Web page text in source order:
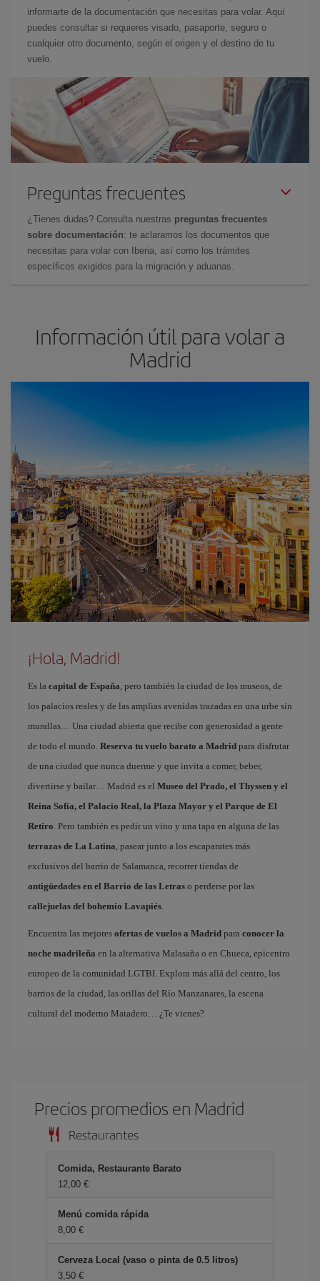
informarte de la documentación que necesitas para volar. Aquí
puedes consultar si requieres visado, pasaporte, seguro o
cualquier otro documento, según el origen y el destino de tu
vuelo.
Preguntas frecuentes
¿Tienes dudas? Consulta nuestras preguntas frecuentes
sobre documentación: te aclaramos los documentos que
necesitas para volar con Iberia, así como los trámites
específicos exigidos para la migración y aduanas.
Información útil para volar a
Madrid
¡Hola, Madrid!
Es la capital de España, pero también la ciudad de los museos, de
los palacios reales y de las amplias avenidas trazadas en una urbe sin
murallas… Una ciudad abierta que recibe con generosidad a gente
de todo el mundo. Reserva tu vuelo barato a Madrid para disfrutar
de una ciudad que nunca duerme y que invita a comer, beber,
divertirse y bailar… Madrid es el Museo del Prado, el Thyssen y el
Reina Sofía, el Palacio Real, la Plaza Mayor y el Parque de El
Retiro. Pero también es pedir un vino y una tapa en alguna de las
terrazas de La Latina, pasear junto a los escaparates más
exclusivos del barrio de Salamanca, recorrer tiendas de
antigüedades en el Barrio de las Letras o perderse por las
callejuelas del bohemio Lavapiés.
Encuentra las mejores ofertas de vuelos a Madrid para conocer la
noche madrileña en la alternativa Malasaña o en Chueca, epicentro
europeo de la comunidad LGTBI. Explora más allá del centro, los
barrios de la ciudad, las orillas del Río Manzanares, la escena
cultural del moderno Matadero… ¿Te vienes?
Precios promedios en Madrid
Restaurantes
Comida, Restaurante Barato
12,00
Menú comida rápida
8,00
Cerveza Local (vaso o pinta de 0.5 litros)
3,50